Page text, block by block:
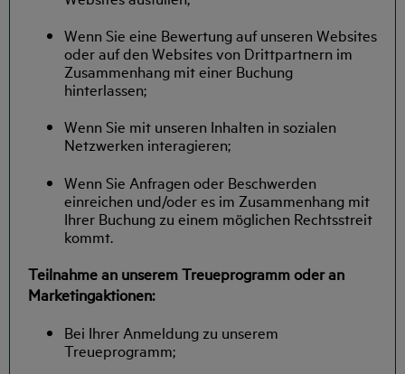
Wenn Sie eine Bewertung auf unseren Websites
oder auf den Websites von Drittpartnern im
Zusammenhang mit einer Buchung
hinterlassen;
Wenn Sie mit unseren Inhalten in sozialen
Netzwerken interagieren;
Wenn Sie Anfragen oder Beschwerden
einreichen und/oder es im Zusammenhang mit
Ihrer Buchung zu einem möglichen Rechtsstreit
kommt.
Teilnahme an unserem Treueprogramm oder an
Marketingaktionen:
Bei Ihrer Anmeldung zu unserem
Treueprogramm;